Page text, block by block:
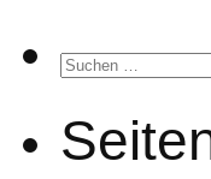
Suchen